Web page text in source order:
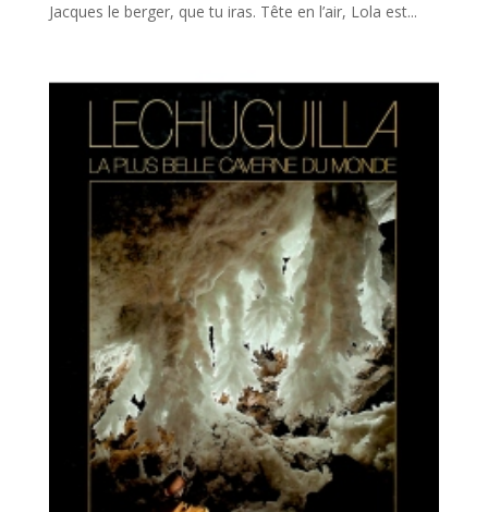
Jacques le berger, que tu iras. Tête en l’air, Lola est...